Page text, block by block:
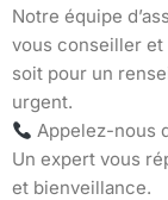
Notre équipe
vous conseiller et
soit pour un
urgent.
Appelez-nous
Un expert vous
et bienveillance.